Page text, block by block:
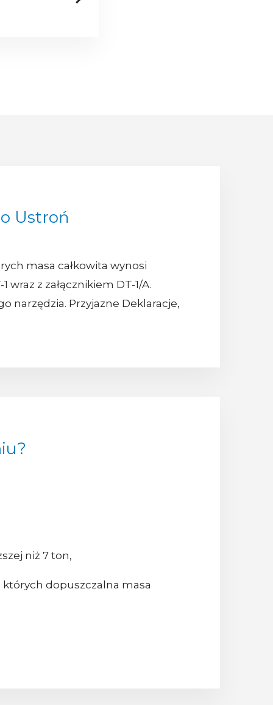
Ustroń
masa całkowita wynosi
z załącznikiem DT-1/A.
narzędzia. Przyjazne Deklaracje,
niż 7 ton,
dopuszczalna masa